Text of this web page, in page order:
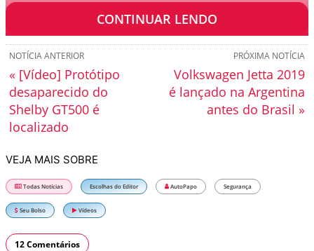
para avaliação da segurança para adultos e bebês.
CONTINUAR LENDO
PRÓXIMA NOTÍCIA
Volkswagen Jetta 2019
é lançado na Argentina
antes do Brasil »
NOTÍCIA ANTERIOR
« [Vídeo] Protótipo
desaparecido do
Shelby GT500 é
localizado
VEJA MAIS SOBRE
Todas Notícias Escolhas do Editor AutoPapo Segurança
Seu Bolso Vídeos
12 Comentários